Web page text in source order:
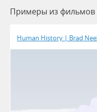
Примеры из фильмов
Human History | Brad